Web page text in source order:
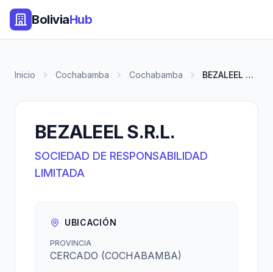
BoliviaHub
Inicio Cochabamba Cochabamba BEZALEEL S.R.L.
BEZALEEL S.R.L.
SOCIEDAD DE RESPONSABILIDAD
LIMITADA
UBICACIÓN
PROVINCIA
CERCADO (COCHABAMBA)